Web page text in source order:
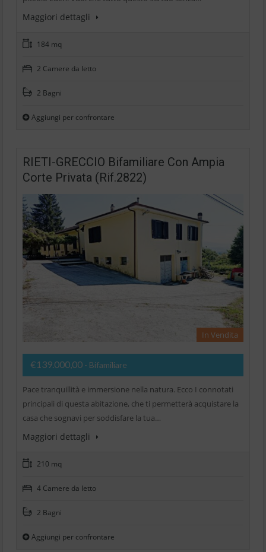
Maggiori dettagli
184 mq
2 Camere da letto
2 Bagni
Aggiungi per confrontare
RIETI-GRECCIO Bifamiliare Con Ampia
Corte Privata (Rif.2822)
In Vendita
€139.000,00 - Bifamiliare
Pace tranquillità e immersione nella natura. Ecco I connotati
principali di questa abitazione, che ti permetterà acquistare la
casa che sognavi per soddisfare la tua…
Maggiori dettagli
210 mq
4 Camere da letto
2 Bagni
Aggiungi per confrontare